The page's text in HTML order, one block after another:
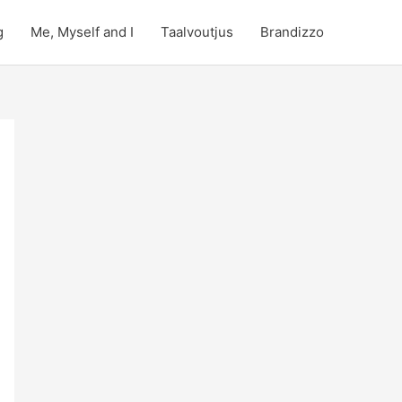
Me, Myself and I Taalvoutjus Brandizzo